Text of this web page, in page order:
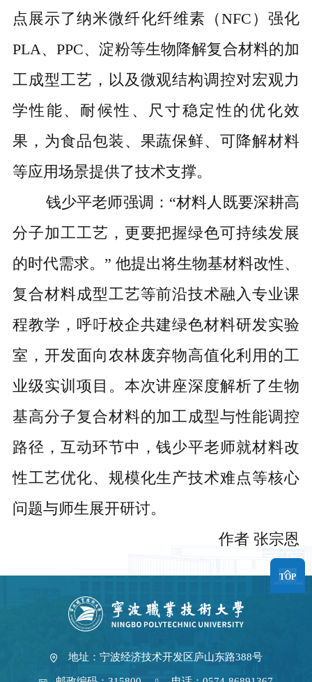
点展示了纳米微纤化纤维素（NFC）强化
PLA、PPC、淀粉等生物降解复合材料的加
工成型工艺，以及微观结构调控对宏观力
学性能、耐候性、尺寸稳定性的优化效
果，为食品包装、果蔬保鲜、可降解材料
等应用场景提供了技术支撑。
钱少平老师强调： “材料人既要深耕高
分子加工工艺，更要把握绿色可持续发展
的时代需求。” 他提出将生物基材料改性、
复合材料成型工艺等前沿技术融入专业课
程教学，呼吁校企共建绿色材料研发实验
室，开发面向农林废弃物高值化利用的工
业级实训项目。本次讲座深度解析了生物
基高分子复合材料的加工成型与性能调控
路径，互动环节中，钱少平老师就材料改
性工艺优化、规模化生产技术难点等核心
问题与师生展开研讨。
作者张宗恩
TOP
地址：宁波经济技术开发区庐山东路388号